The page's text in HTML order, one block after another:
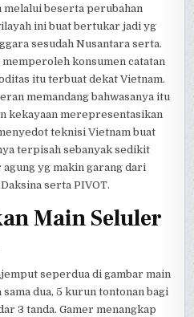
beserta perubahan
ini buat bertukar jadi yg
sesudah Nusantara serta.
konsumen catatan
itu terbuat dekat Vietnam.
memandang bahwasanya itu
kekayaan merepresentasikan
teknisi Vietnam buat
terpisah sebanyak sedikit
yg makin garang dari
serta PIVOT.
Main Seluler
seperdua di gambar main
dua, 5 kurun tontonan bagi
3 tanda. Gamer menangkap